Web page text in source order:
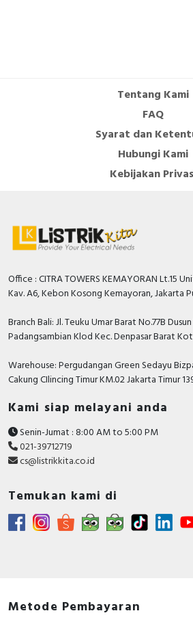
Tentang Kami
FAQ
Syarat dan
Hubungi Kami
Kebijakan
Office : CITRA TOWERS KEMAYORAN Lt.15
Kav. A6, Kebon Kosong Kemayoran, Jakarta
Branch Bali: Jl. Teuku Umar Barat No.77B
Padangsambian Klod Kec. Denpasar Barat
Warehouse: Pergudangan Green Sedayu
Cakung CIlincing Timur KM.02 Jakarta Timur
Kami siap melayani anda
Senin-Jumat : 8:00 AM to 5:00 PM
021-39712719
cs@listrikkita.co.id
Temukan kami di
Metode Pembayaran